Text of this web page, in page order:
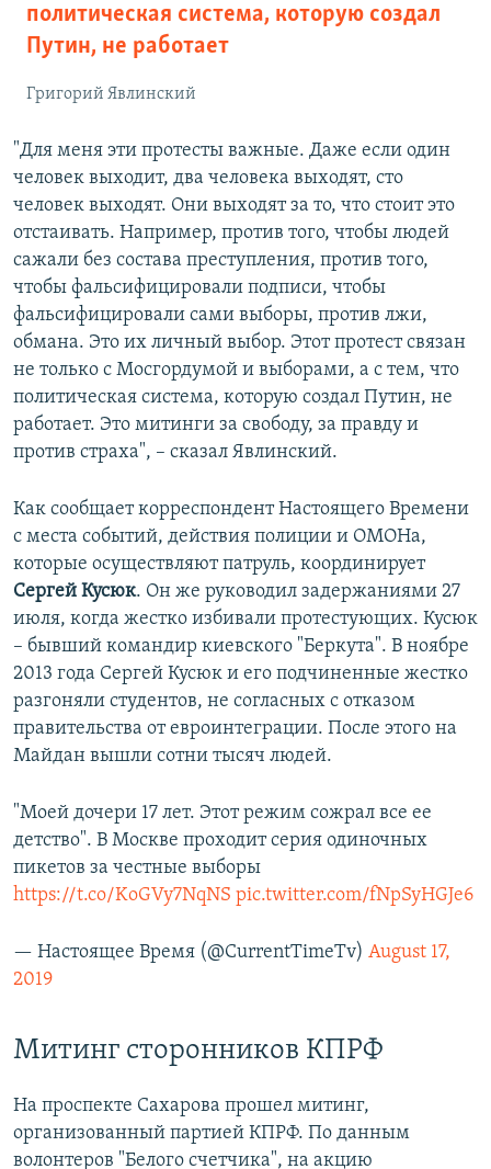
политическая система, которую создал
Путин, не работает
Григорий Явлинский
"Для меня эти протесты важные. Даже если один
человек выходит, два человека выходят, сто
человек выходят. Они выходят за то, что стоит это
отстаивать. Например, против того, чтобы людей
сажали без состава преступления, против того,
чтобы фальсифицировали подписи, чтобы
фальсифицировали сами выборы, против лжи,
обмана. Это их личный выбор. Этот протест связан
не только с Мосгордумой и выборами, а с тем, что
политическая система, которую создал Путин, не
работает. Это митинги за свободу, за правду и
против страха", – сказал Явлинский.
Как сообщает корреспондент Настоящего Времени
с места событий, действия полиции и ОМОНа,
которые осуществляют патруль, координирует
Сергей Кусюк. Он же руководил задержаниями 27
июля, когда жестко избивали протестующих. Кусюк
– бывший командир киевского "Беркута". В ноябре
2013 года Сергей Кусюк и его подчиненные жестко
разгоняли студентов, не согласных с отказом
правительства от евроинтеграции. После этого на
Майдан вышли сотни тысяч людей.
"Моей дочери 17 лет. Этот режим сожрал все ее
детство". В Москве проходит серия одиночных
пикетов за честные выборы
https://t.co/KoGVy7NqNS pic.twitter.com/fNpSyHGJe6
— Настоящее Время (@CurrentTimeTv) August 17,
2019
Митинг сторонников КПРФ
На проспекте Сахарова прошел митинг,
организованный партией КПРФ. По данным
волонтеров "Белого счетчика", на акцию